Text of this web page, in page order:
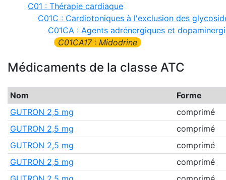
C01 : Thérapie cardiaque
C01C : Cardiotoniques à l'exclusion des
C01CA : Agents adrénergiques et
C01CA17 : Midodrine
Médicaments de la classe ATC
Nom
Forme
GUTRON 2,5 mg
comprimé
GUTRON 2,5 mg
comprimé
GUTRON 2,5 mg
comprimé
GUTRON 2,5 mg
comprimé